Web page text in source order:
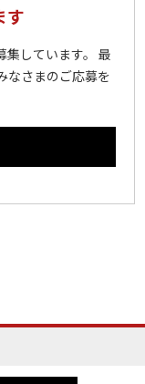
す
集しています。 最
なさまのご応募を